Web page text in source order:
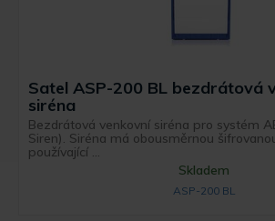
Satel ASP-200 BL bezdrátová
siréna
Bezdrátová venkovní siréna pro systém
Siren). Siréna má obousměrnou
používající ...
Skladem
ASP-200 BL